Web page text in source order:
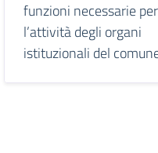
funzioni necessarie per
l’attività degli organi
istituzionali del